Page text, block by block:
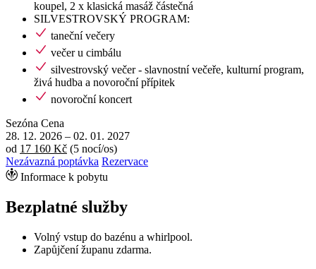
koupel, 2 x klasická masáž částečná
SILVESTROVSKÝ PROGRAM:
taneční večery
večer u cimbálu
silvestrovský večer - slavnostní večeře, kulturní program,
živá hudba a novoroční přípitek
novoroční koncert
Sezóna Cena
28. 12. 2026 – 02. 01. 2027
od 17 160 Kč (5 nocí/os)
Nezávazná poptávka Rezervace
Informace k pobytu
Bezplatné služby
Volný vstup do bazénu a whirlpool.
Zapůjčení županu zdarma.